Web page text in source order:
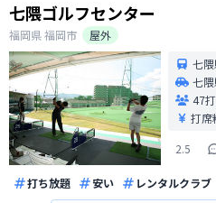
七隈ゴルフセンター
福岡県福岡市
屋外
七
七
47
打席
2.5
打ち放題 安い レンタルクラブ